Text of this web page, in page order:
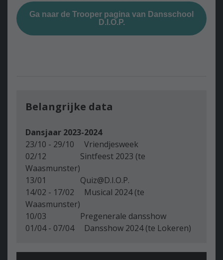
Ga naar de Trooper pagina van Dansschool
D.I.O.P.
Belangrijke data
Dansjaar 2023-2024
23/10 - 29/10 Vriendjesweek
02/12 Sintfeest 2023 (te
Waasmunster)
13/01 Quiz@D.I.O.P.
14/02 - 17/02 Musical 2024 (te
Waasmunster)
10/03 Pregenerale dansshow
01/04 - 07/04 Dansshow 2024 (te Lokeren)